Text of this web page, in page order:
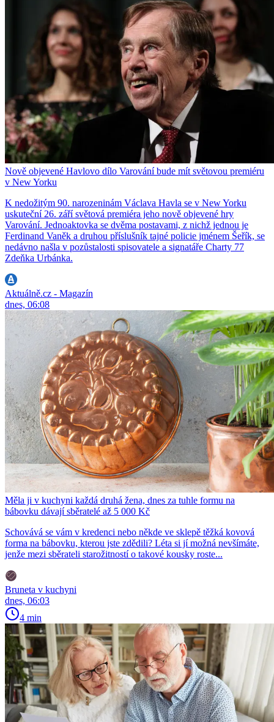
Nově objevené Havlovo dílo Varování bude mít světovou premiéru
v New Yorku
K nedožitým 90. narozeninám Václava Havla se v New Yorku
uskuteční 26. září světová premiéra jeho nově objevené hry
Varování. Jednoaktovka se dvěma postavami, z nichž jednou je
Ferdinand Vaněk a druhou příslušník tajné policie jménem Šeřík, se
nedávno našla v pozůstalosti spisovatele a signatáře Charty 77
Zdeňka Urbánka.
Aktuálně.cz - Magazín
dnes, 06:08
Měla ji v kuchyni každá druhá žena, dnes za tuhle formu na
bábovku dávají sběratelé až 5 000 Kč
Schovává se vám v kredenci nebo někde ve sklepě těžká kovová
forma na bábovku, kterou jste zdědili? Léta si jí možná nevšímáte,
jenže mezi sběrateli starožitností o takové kousky roste...
Bruneta v kuchyni
dnes, 06:03
4 min